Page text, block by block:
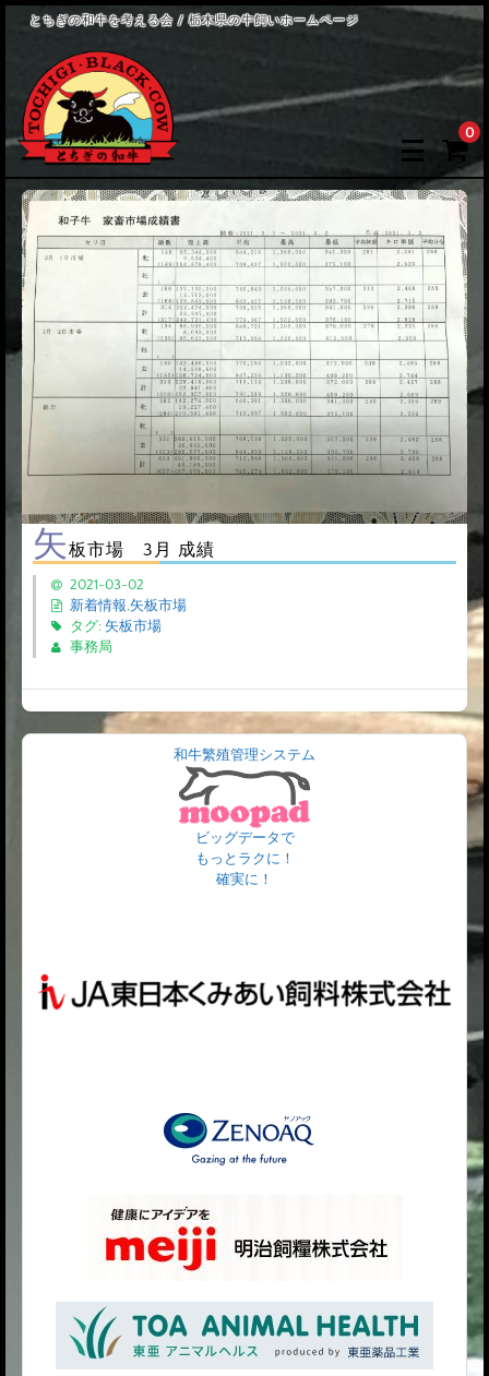
とちぎの和牛を考える会 / 栃木県の牛飼いホームページ
0
矢板市場 3月 成績
2021-03-02
新着情報 矢板市場
タグ: 矢板市場
事務局
和牛繁殖管理システム
ビッグデータで
もっとラクに！
確実に！